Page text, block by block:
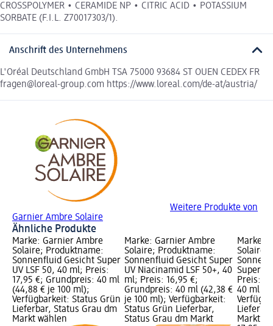
CROSSPOLYMER • CERAMIDE NP • CITRIC ACID • POTASSIUM
SORBATE (F.I.L. Z70017303/1).
Anschrift des Unternehmens
L'Oréal Deutschland GmbH TSA 75000 93684 ST OUEN CEDEX FR
fragen@loreal-group.com https://www.loreal.com/de-at/austria/
Weitere Produkte von
Garnier Ambre Solaire
Ähnliche Produkte
Marke: Garnier Ambre
Solaire; Produktname:
Sonnenfluid Gesicht Super
UV LSF 50, 40 ml; Preis:
17,95 €; Grundpreis: 40 ml
(44,88 € je 100 ml);
Verfügbarkeit: Status Grün
Lieferbar, Status Grau dm
Markt wählen
Marke: Garnier Ambre
Solaire; Produktname:
Sonnenfluid Gesicht Super
UV Niacinamid LSF 50+, 40
ml; Preis: 16,95 €;
Grundpreis: 40 ml (42,38 €
je 100 ml); Verfügbarkeit:
Status Grün Lieferbar,
Status Grau dm Markt
Marke:
Solaire;
Super
Preis:
40 ml
Markt